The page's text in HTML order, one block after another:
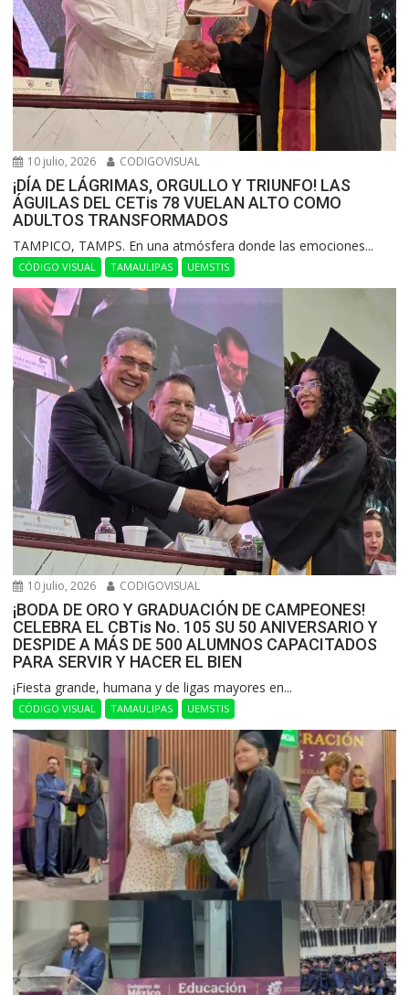
10 julio, 2026 CODIGOVISUAL
¡DÍA DE LÁGRIMAS, ORGULLO Y TRIUNFO! LAS
ÁGUILAS DEL CETis 78 VUELAN ALTO COMO
ADULTOS TRANSFORMADOS
​TAMPICO, TAMPS. En una atmósfera donde las emociones...
CÓDIGO VISUAL TAMAULIPAS UEMSTIS
10 julio, 2026 CODIGOVISUAL
¡BODA DE ORO Y GRADUACIÓN DE CAMPEONES!
CELEBRA EL CBTis No. 105 SU 50 ANIVERSARIO Y
DESPIDE A MÁS DE 500 ALUMNOS CAPACITADOS
PARA SERVIR Y HACER EL BIEN
​¡Fiesta grande, humana y de ligas mayores en...
CÓDIGO VISUAL TAMAULIPAS UEMSTIS